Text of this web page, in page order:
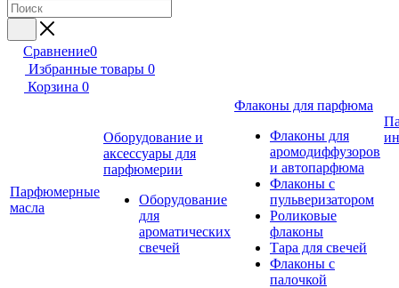
Сравнение0
Избранные товары 0
Корзина 0
Парфюмерные
масла
Оборудование и
аксессуары для
парфюмерии
Оборудование
для
ароматических
свечей
Флаконы для парфюма
Флаконы для
аромодиффузоров
и автопарфюма
Флаконы с
пульверизатором
Роликовые
флаконы
Тара для свечей
Флаконы с
палочкой